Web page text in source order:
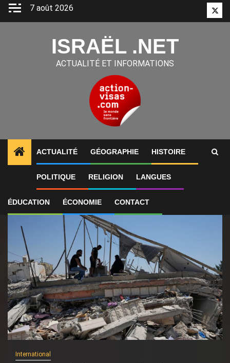
Aller
7 août 2026
ISRAËL .NET
ACTUALITÉ ET INFORMATIONS
ACTUALITÉ GÉOGRAPHIE HISTOIRE
POLITIQUE RELIGION LANGUES
ÉDUCATION ÉCONOMIE CONTACT
ALERTES INFO 1 Les négociations entre le Liban et
International